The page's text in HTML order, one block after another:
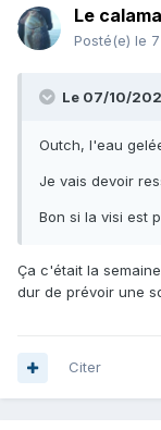
Le
Posté(e) le
Le 07/10/
Outch, l'eau
Je vais devoir
Bon si la visi est
Ça c'était la
dur de prévoir une
Citer